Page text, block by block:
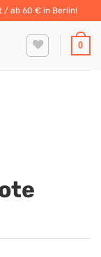
/ ab 60 € in Berlin!
0